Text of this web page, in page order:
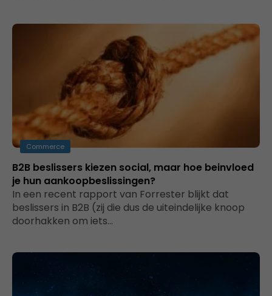
Commerce
B2B beslissers kiezen social, maar hoe beinvloed
je hun aankoopbeslissingen?
In een recent rapport van Forrester blijkt dat
beslissers in B2B (zij die dus de uiteindelijke knoop
doorhakken om iets…